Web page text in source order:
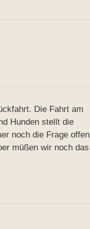
Die Fahrt am
Hunden stellt die
noch die Frage offen
müßen wir noch das